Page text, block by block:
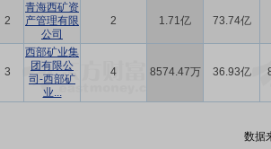
2
青海西矿资
产管理有限
公司
2 1.71亿 73.74亿
3
西部矿业集
团有限公
司-西部矿
业...
4 8574.47万 36.93亿
数据